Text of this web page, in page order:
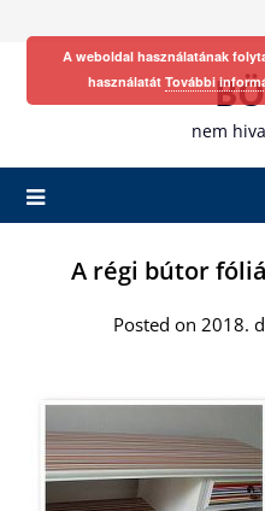
nem
A régi bútor
Posted on 2018.
A weboldal használatának
használatát További